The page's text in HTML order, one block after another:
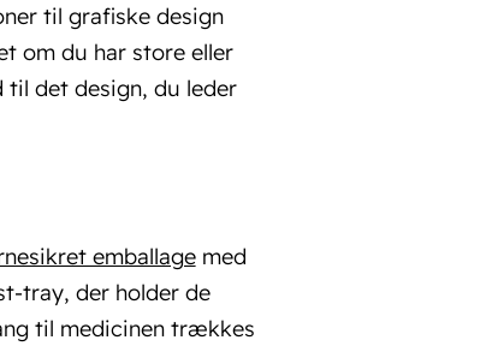
til grafiske design
om du har store eller
til det design, du leder
emballagemed
tray, der holder de
til medicinen trækkes